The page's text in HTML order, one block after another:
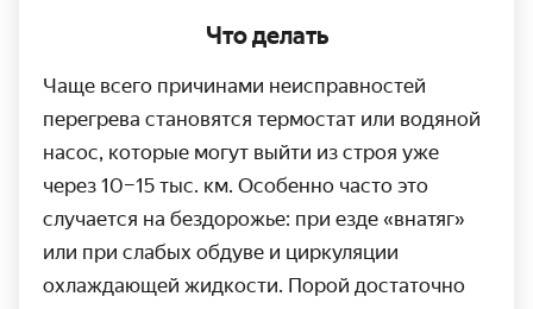
Что делать
Чаще всего причинами неисправностей
перегрева становятся термостат или водяной
насос, которые могут выйти из строя уже
через 10–15 тыс. км. Особенно часто это
случается на бездорожье: при езде «внатяг»
или при слабых обдуве и цирку­ляции
охлаждающей жидкости. Порой достаточно